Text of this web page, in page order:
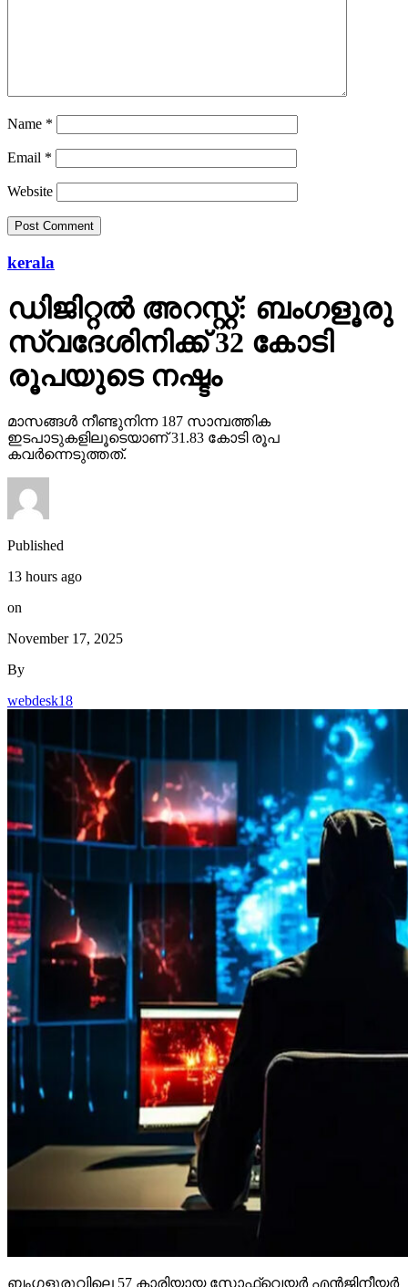
Name *
Email *
Website
kerala
ഡിജിറ്റല്‍ അറസ്റ്റ്: ബംഗളൂരു
സ്വദേശിനിക്ക് 32 കോടി
രൂപയുടെ നഷ്ടം
മാസങ്ങള്‍ നീണ്ടുനിന്ന 187 സാമ്പത്തിക
ഇടപാടുകളിലൂടെയാണ് 31.83 കോടി രൂപ
കവര്‍ന്നെടുത്തത്.
Published
13 hours ago
on
November 17, 2025
By
webdesk18
ബംഗളൂരുവിലെ 57 കാരിയായ സോഫ്റ്റ്വെയര്‍ എന്‍ജിനീയര്‍